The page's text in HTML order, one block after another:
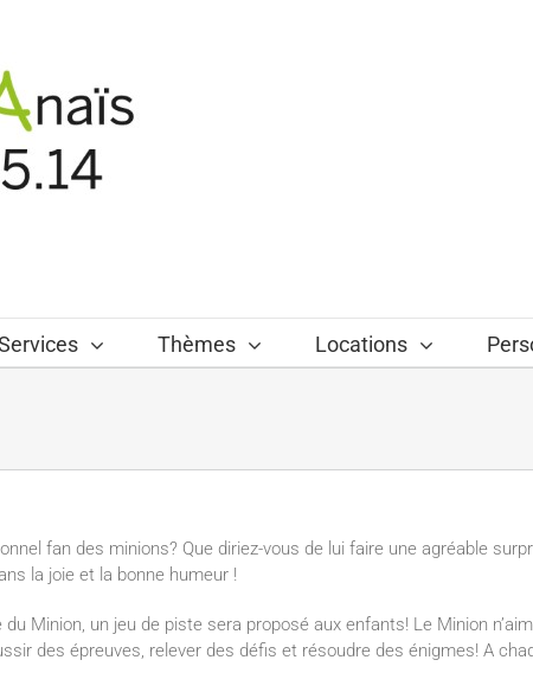
Thèmes Locations
fan des minions? Que diriez-vous de lui faire une agréable
la joie et la bonne humeur !
Minion, un jeu de piste sera proposé aux enfants! Le Minion
des épreuves, relever des défis et résoudre des énigmes! A